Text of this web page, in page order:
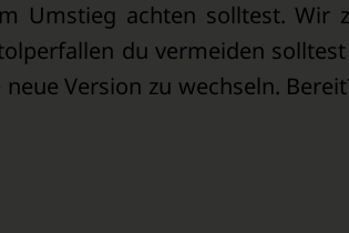
Umstieg achten solltest. Wir
du vermeiden
Version zu wechseln.